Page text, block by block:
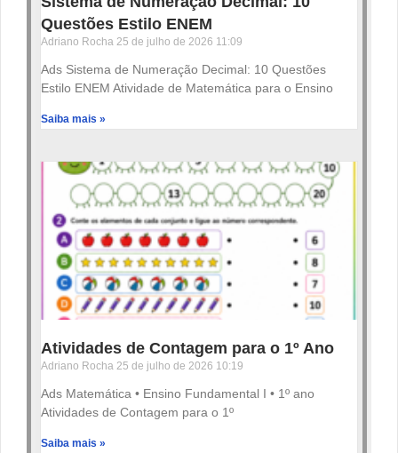
Questões Estilo ENEM
Adriano Rocha 25 de julho de 2026 11:09
Ads Sistema de Numeração Decimal: 10 Questões
Estilo ENEM Atividade de Matemática para o Ensino
Saiba mais »
Atividades de Contagem para o 1º Ano
Adriano Rocha 25 de julho de 2026 10:19
Ads Matemática • Ensino Fundamental I • 1º ano
Atividades de Contagem para o 1º
Saiba mais »